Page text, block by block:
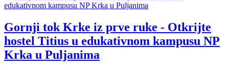
Gornji tok Krke iz prve ruke - Otkrijte
hostel Titius u edukativnom kampusu NP
Krka u Puljanima